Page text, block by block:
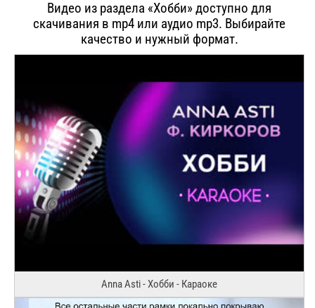
Видео из раздела «Хобби» доступно для
скачивания в mp4 или аудио mp3. Выбирайте
качество и нужный формат.
Anna Asti - Хобби - Караоке